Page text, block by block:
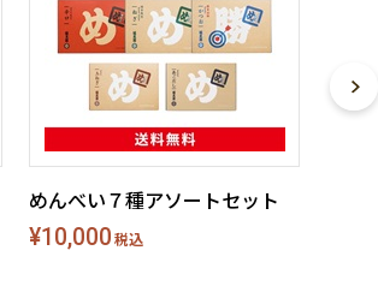
めんべい７種アソートセット
¥10,000 税込